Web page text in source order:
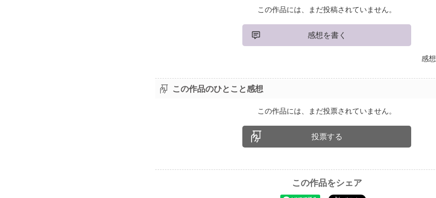
この作品には、まだ投稿されていません。
感想を書く
感
この作品のひとこと感想
この作品には、まだ投票されていません。
投票する
この作品をシェア